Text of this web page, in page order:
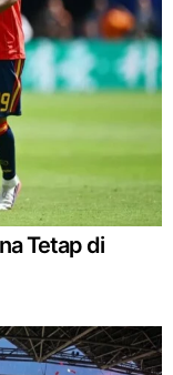
Tetap di